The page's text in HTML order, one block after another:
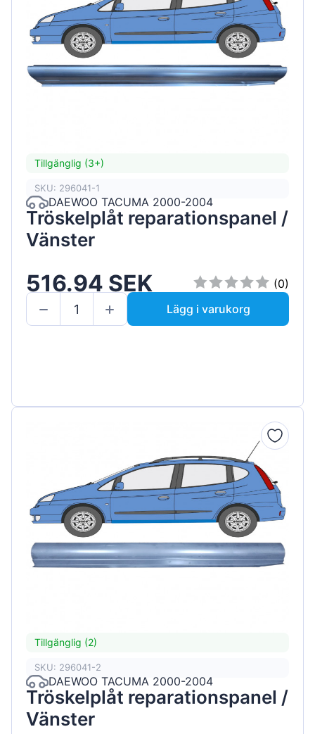
Tillgänglig (3+)
SKU: 296041-1
DAEWOO TACUMA 2000-2004
Tröskelplåt reparationspanel /
Vänster
516.94 SEK
(0)
Lägg i varukorg
Tillgänglig (2)
SKU: 296041-2
DAEWOO TACUMA 2000-2004
Tröskelplåt reparationspanel /
Vänster